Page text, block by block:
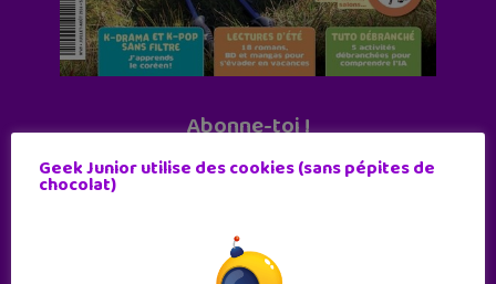
Abonne-toi !
11 numéros par an
Geek Junior utilise des cookies (sans pépites de
chocolat)